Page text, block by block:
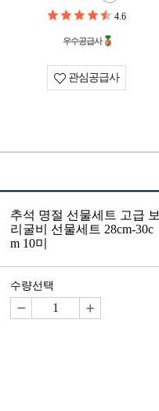
4.6
우수공급사
관심공급사
추석 명절 선물세트 고급 보
리굴비 선물세트 28cm-30c
m 10미
수량선택